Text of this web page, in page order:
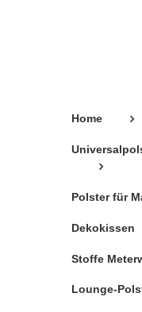
werdenHome
Polster für
Dekokissen
Stoffe
Lounge-